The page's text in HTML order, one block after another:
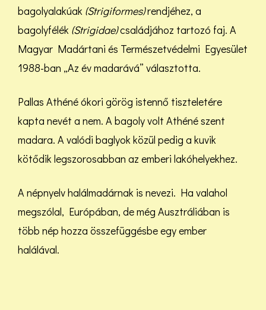
bagolyalakúak (Strigiformes)rendjéhez, a
bagolyfélék (Strigidae)családjához tartozó faj. A
Magyar Madártani és Természetvédelmi Egyesület
1988-ban „Az év madarává” választotta.
Pallas Athéné ókori görög istennő tiszteletére
kapta nevét a nem. A bagoly volt Athéné szent
madara. A valódi baglyok közül pedig a kuvik
kötődik legszorosabban az emberi lakóhelyekhez.
A népnyelv halálmadárnak is nevezi. Ha valahol
megszólal, Európában, de még Ausztráliában is
több nép hozza összefüggésbe egy ember
halálával.